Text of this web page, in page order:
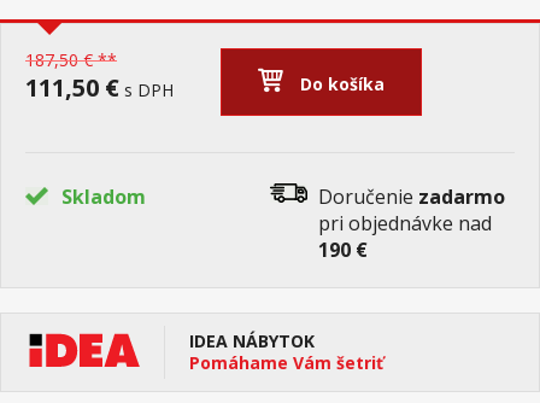
187,50 € **
111,50 € s DPH Do košíka
Skladom Doručenie zadarmo
pri objednávke nad
190 €
IDEA NÁBYTOK
Pomáhame Vám šetriť